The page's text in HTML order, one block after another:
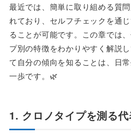
最近では、簡単に取り組める質
れており、セルフチェックを通
ることが可能です。この章では
プ別の特徴をわかりやすく解説
て自分の傾向を知ることは、日
一歩です。🌿
1. クロノタイプを測る